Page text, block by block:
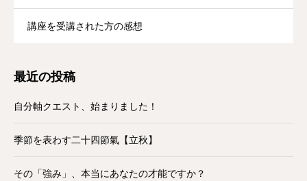
講座を受講された方の感想
最近の投稿
自分軸クエスト、始まりました！
季節を表わす二十四節氣【立秋】
その「強み」、本当にあなたの才能ですか？